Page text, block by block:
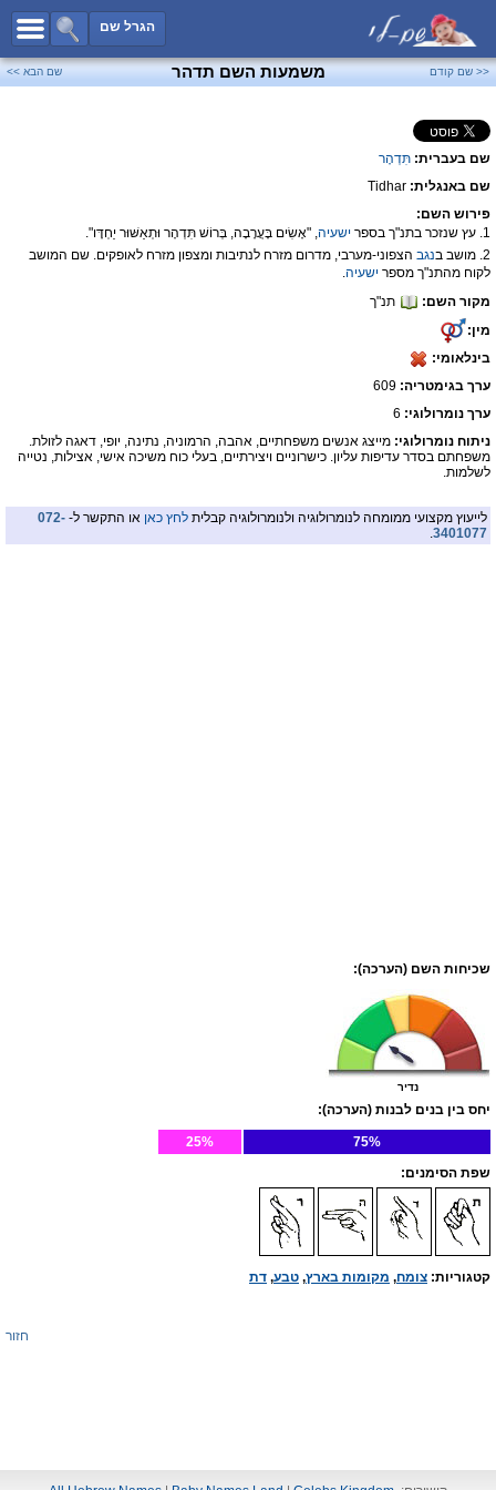
הגרל שם
כל השמות
שמות לבנים
פייסבוק
<< שם קודם משמעות השם תדהר שם הבא >>
שם בעברית: תִּדְהָר
שם באנגלית: Tidhar
פירוש השם:
1. עץ שנזכר בתנ"ך בספר
ישעיה, "אָשִׂים בָּעֲרָבָה, בְּרוֹשׁ תִּדְהָר וּתְאַשּׁוּר יַחְדָּו".
2. מושב ב
נגב הצפוני-מערבי, מדרום מזרח לנתיבות ומצפון מזרח לאופקים. שם המושב
לקוח מהתנ"ך מספר ישעיה.
מקור השם:
תנ"ך
מין:
בינלאומי:
ערך בגימטריה:
ערך נומרולוגי: 6
ניתוח נומרולוגי: מייצג אנשים משפחתיים, אהבה, הרמוניה, נתינה, יופי, דאגה לזולת.
משפחתם בסדר עדיפות עליון. כישרוניים ויצירתיים, בעלי כוח משיכה אישי, אצילות, נטייה
לשלמות.
לייעוץ מקצועי ממומחה לנומרולוגיה ולנומרולוגיה קבלית לחץ כאן או התקשר ל- 072-
3401077
.
שכיחות השם (הערכה):
נדיר
יחס בין בנים לבנות (הערכה):
75%
25%
שפת הסימנים:
קטגוריות: צומח, מקומות בארץ, טבע, דת
חזור